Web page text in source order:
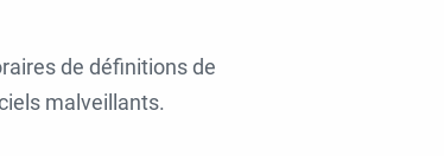
de définitions de
malveillants.